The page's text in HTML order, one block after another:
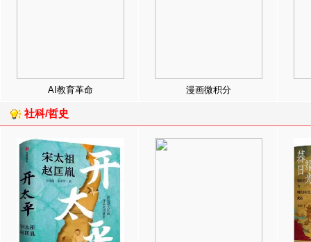
AI教育革命 漫画微积分
社科/哲史